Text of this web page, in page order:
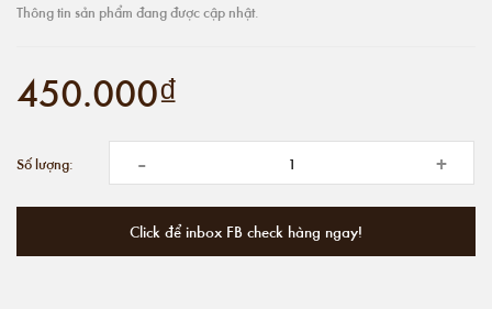
Thông tin sản phẩm đang được cập nhật.
450.000₫
Số lượng: - +
Click để inbox FB check hàng ngay!